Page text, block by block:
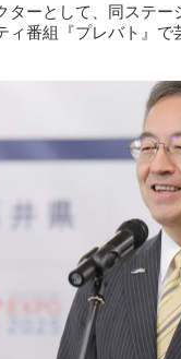
ターとして、同ステ
ィ番組『プレバト』